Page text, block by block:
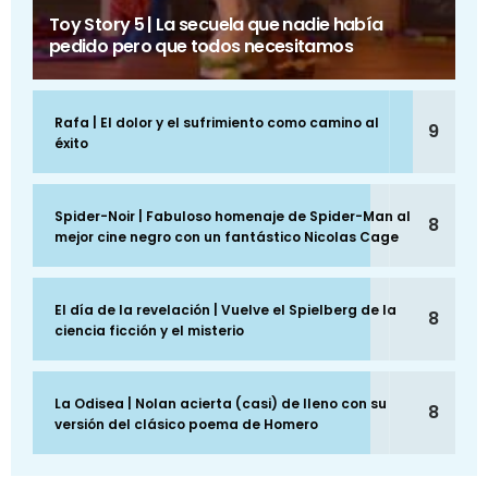
Toy Story 5 | La secuela que nadie había
pedido pero que todos necesitamos
Rafa | El dolor y el sufrimiento como camino al
éxito
9
Spider-Noir | Fabuloso homenaje de Spider-Man al
mejor cine negro con un fantástico Nicolas Cage
8
El día de la revelación | Vuelve el Spielberg de la
ciencia ficción y el misterio
8
La Odisea | Nolan acierta (casi) de lleno con su
versión del clásico poema de Homero
8